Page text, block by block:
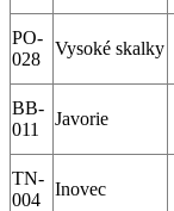
PO-
028
Vysoké skalky
BB-
011
Javorie
TN-
004
Inovec